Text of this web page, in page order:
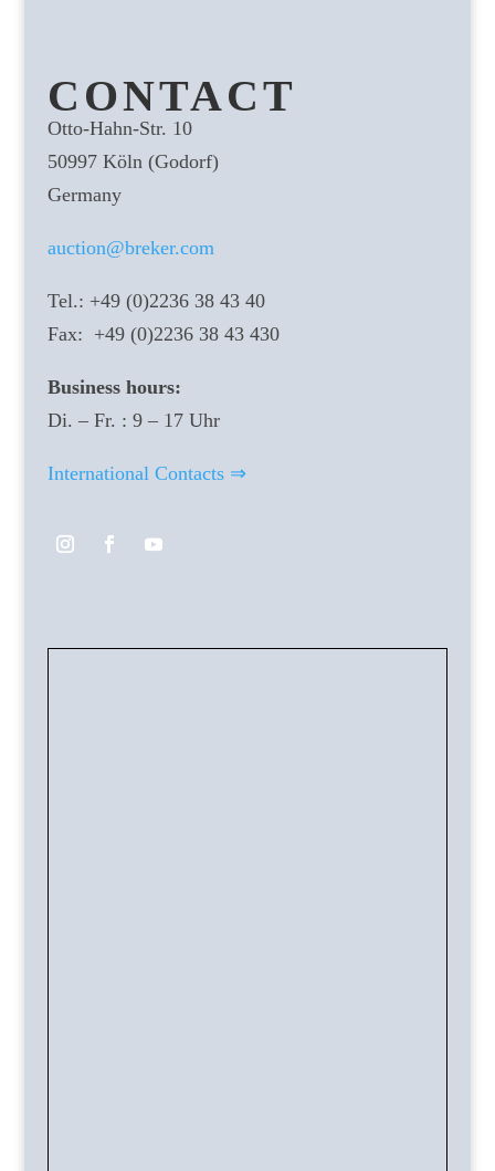
CONTACT
Otto-Hahn-Str. 10
50997 Köln (Godorf)
Germany
auction@breker.com
Tel.: +49 (0)2236 38 43 40
Fax: +49 (0)2236 38 43 430
Business hours:
Di. – Fr. : 9 – 17 Uhr
International Contacts ⇒